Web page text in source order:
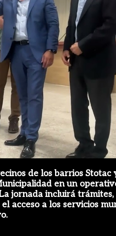
de los barrios Stotac
en un
jornada incluirá trámites,
acceso a los servicios